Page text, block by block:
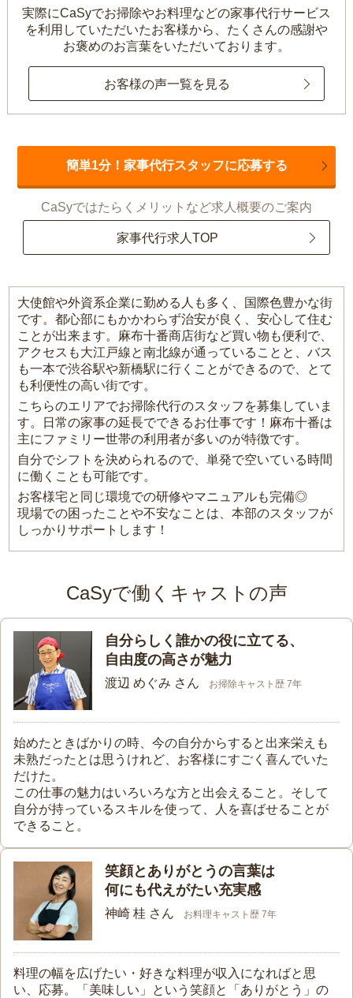
実際にCaSyでお掃除やお料理などの家事代行サービス
を利用していただいたお客様から、 たくさんの感謝や
お褒めのお言葉をいただいております。
お客様の声一覧を見る
簡単1分！家事代行スタッフに応募する
CaSyではたらくメリットなど求人概要のご案内
家事代行求人TOP
大使館や外資系企業に勤める人も多く、国際色豊かな街
です。都心部にもかかわらず治安が良く、安心して住む
ことが出来ます。麻布十番商店街など買い物も便利で、
アクセスも大江戸線と南北線が通っていることと、バス
も一本で渋谷駅や新橋駅に行くことができるので、とて
も利便性の高い街です。
こちらのエリアでお掃除代行のスタッフを募集していま
す。日常の家事の延長でできるお仕事です！麻布十番は
主にファミリー世帯の利用者が多いのが特徴です。
自分でシフトを決められるので、単発で空いている時間
に働くことも可能です。
お客様宅と同じ環境での研修やマニュアルも完備◎
現場での困ったことや不安なことは、本部のスタッフが
しっかりサポートします！
CaSyで働くキャストの声
自分らしく誰かの役に立てる、
自由度の高さが魅力
渡辺 めぐみ さん お掃除キャスト歴 7年
始めたときばかりの時、今の自分からすると出来栄えも
未熟だったとは思うけれど、お客様にすごく喜んでいた
だけた。
この仕事の魅力はいろいろな方と出会えること。そして
自分が持っているスキルを使って、人を喜ばせることが
できること。
笑顔とありがとうの言葉は
何にも代えがたい充実感
神崎 桂 さん お料理キャスト歴 7年
料理の幅を広げたい・好きな料理が収入になればと思
い、応募。「美味しい」という笑顔と「ありがとう」の